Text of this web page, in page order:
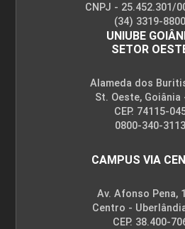
CNPJ - 25.452.301/
(34) 3319-8800
UNIUBE
SETOR
Alameda dos
St. Oeste, Goiânia
CEP. 74115-
0800-340-3113
CAMPUS VIA
Av. Afonso Pena,
Centro -
CEP. 38.400-